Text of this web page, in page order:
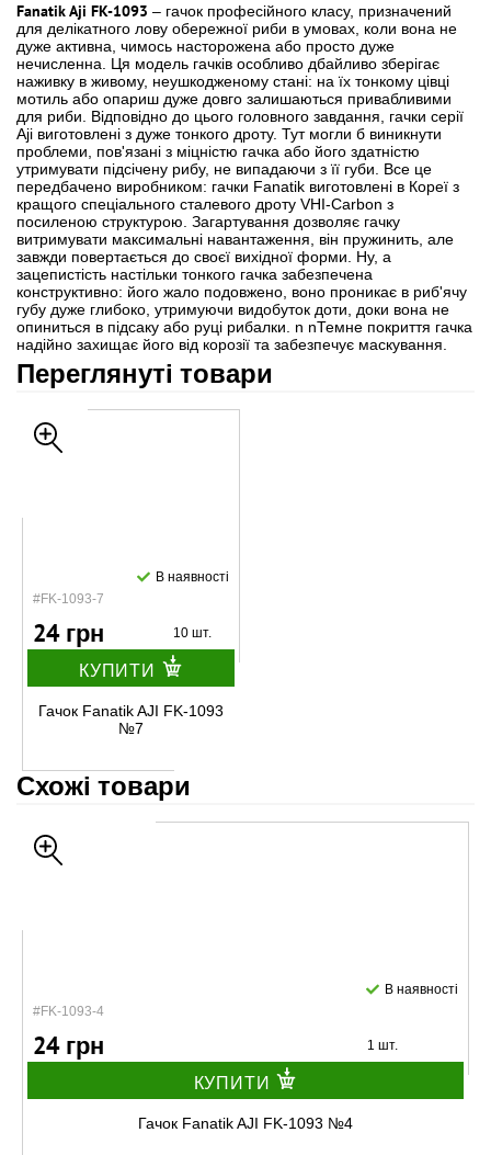
Fanatik Aji FK-1093 – гачок професійного класу, призначений
для делікатного лову обережної риби в умовах, коли вона не
дуже активна, чимось насторожена або просто дуже
нечисленна. Ця модель гачків особливо дбайливо зберігає
наживку в живому, неушкодженому стані: на їх тонкому цівці
мотиль або опариш дуже довго залишаються привабливими
для риби. Відповідно до цього головного завдання, гачки серії
Aji виготовлені з дуже тонкого дроту. Тут могли б виникнути
проблеми, пов'язані з міцністю гачка або його здатністю
утримувати підсічену рибу, не випадаючи з її губи. Все це
передбачено виробником: гачки Fanatik виготовлені в Кореї з
кращого спеціального сталевого дроту VHI-Carbon з
посиленою структурою. Загартування дозволяє гачку
витримувати максимальні навантаження, він пружинить, але
завжди повертається до своєї вихідної форми. Ну, а
зацепистість настільки тонкого гачка забезпечена
конструктивно: його жало подовжено, воно проникає в риб'ячу
губу дуже глибоко, утримуючи видобуток доти, доки вона не
опиниться в підсаку або руці рибалки. n nТемне покриття гачка
надійно захищає його від корозії та забезпечує маскування.
Переглянуті товари
#FK-1093-7
В наявності
24 грн 10 шт.
КУПИТИ
Гачок Fanatik AJI FK-1093
№7
Схожі товари
#FK-1093-4
В наявності
24 грн 1 шт.
КУПИТИ
Гачок Fanatik AJI FK-1093 №4